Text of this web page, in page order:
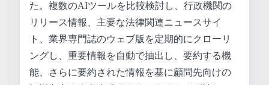
た。複数のAIツールを比較検討し、行政機関の
リリース情報、主要な法律関連ニュースサイ
ト、業界専門誌のウェブ版を定期的にクローリ
ングし、重要情報を自動で抽出し、要約する機
能、さらに要約された情報を基に顧問先向けの